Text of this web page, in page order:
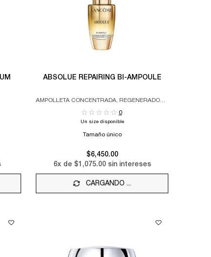
ABSOLUE REPAIRING BI-AMPOULE
AMPOLLETA CONCENTRADA, REGENERADORA
0
Un size disponible
Tamaño único
$6,450.00
6x de $1,075.00sin intereses
CARGANDO ...